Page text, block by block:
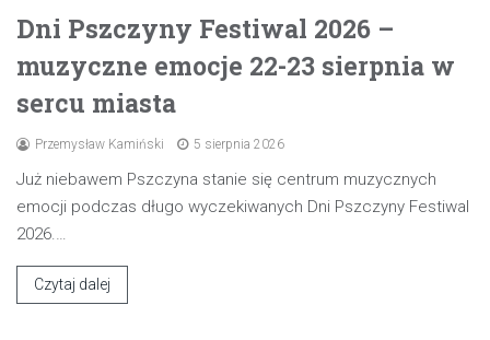
Dni Pszczyny Festiwal 2026 –
muzyczne emocje 22-23 sierpnia w
sercu miasta
Przemysław Kamiński 5 sierpnia 2026
Już niebawem Pszczyna stanie się centrum muzycznych
emocji podczas długo wyczekiwanych Dni Pszczyny Festiwal
2026.…
Czytaj dalej